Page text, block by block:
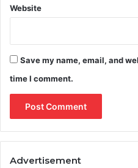
Website
Save my name, email, and
time I comment.
Advertisement